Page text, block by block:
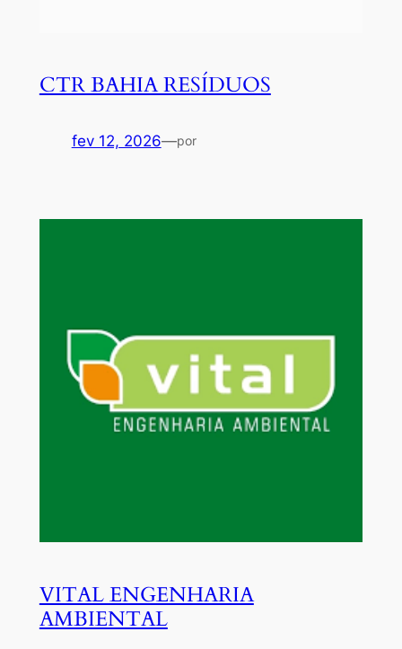
CTR BAHIA RESÍDUOS
fev 12, 2026—por
VITAL ENGENHARIA
AMBIENTAL